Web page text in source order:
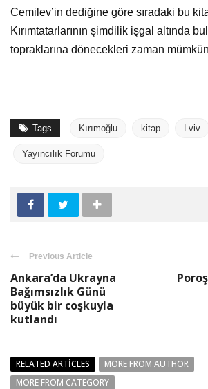
Cemilev’in dediğine göre sıradaki bu
Kırımtatarlarının şimdilik işgal altında
topraklarına dönecekleri zaman
Tags Kırımoğlu kitap Lviv
Yayıncılık Forumu
Previous Article
Ankara’da Ukrayna
Bağımsızlık Günü
büyük bir coşkuyla
kutlandı
RELATED ARTICLES
MORE FROM AUTHOR
MORE FROM CATEGORY